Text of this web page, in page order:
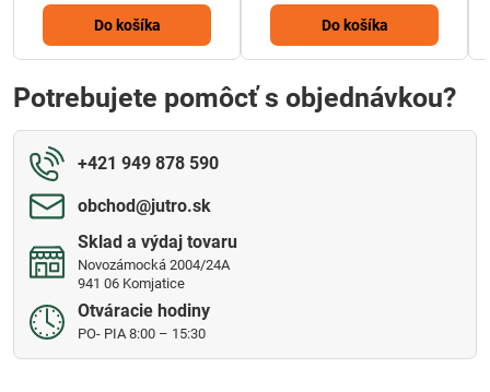
Do košíka Do košíka
Potrebujete pomôcť s objednávkou?
+421 949 878 590
obchod​@jutro​.sk
Sklad a výdaj tovaru
Novozámocká 2004/24A
941 06 Komjatice
Otváracie hodiny
PO- PIA 8:00 – 15:30